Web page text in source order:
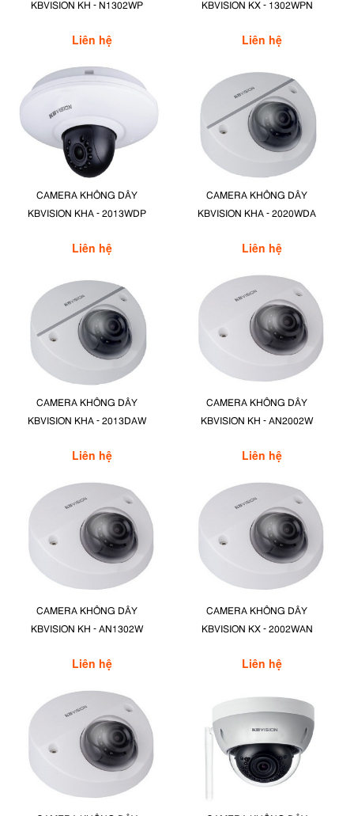
KBVISION KH - N1302WP
Liên hệ
KBVISION KX - 1302WPN
Liên hệ
CAMERA KHÔNG DÂY
KBVISION KHA - 2013WDP
Liên hệ
CAMERA KHÔNG DÂY
KBVISION KHA - 2020WDA
Liên hệ
CAMERA KHÔNG DÂY
KBVISION KHA - 2013DAW
Liên hệ
CAMERA KHÔNG DÂY
KBVISION KH - AN2002W
Liên hệ
CAMERA KHÔNG DÂY
KBVISION KH - AN1302W
Liên hệ
CAMERA KHÔNG DÂY
KBVISION KX - 2002WAN
Liên hệ